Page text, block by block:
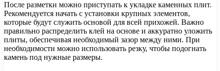
После разметки можно приступать к укладке каменных плит.
Рекомендуется начать с установки крупных элементов,
которые будут служить основой для всей прихожей. Важно
правильно распределить клей на основе и аккуратно уложить
плиты, обеспечивая необходимый зазор между ними. При
необходимости можно использовать резку, чтобы подогнать
камень под нужные размеры.